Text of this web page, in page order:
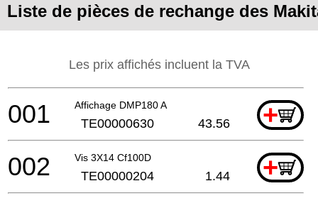
Liste de pièces de rechange des
Les prix affichés incluent la TVA
Affichage DMP180 A +
001 TE00000630 43.56
Vis 3X14 Cf100D +
002 TE00000204 1.44